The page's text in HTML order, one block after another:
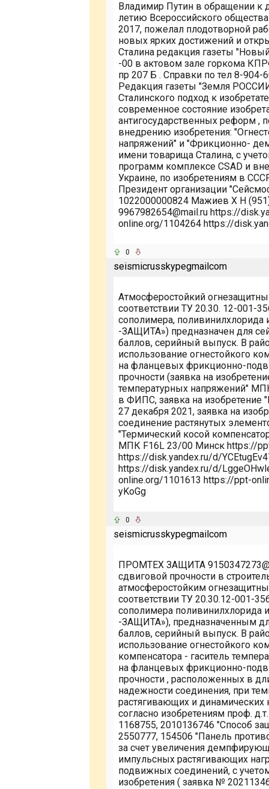
Владимир Путин в обращении к
летию Всероссийского
2017, пожелал плодотворной
новых ярких достижений и
Сталина редакция газеты
-00 в актовом зале горкома
пр 207 Б . Справки по тел 8-904-
Редакция газеты "Земля
Сталинского подход к
современное состояние
антигосударственных реформ ,
внедрению изобретения:
напряжений" и "Фрикционно-
имени товарища Сталина, с
программ комплексе CSAD и
Украине, по изобретениям в
Президент организации
1022000000824 Мажиев Х Н
9967982654@mail.ru https://
online.org/1104264 https://
0
seismicrusskypegmailcom
Атмосферостойкий
соответствии ТУ 20.30. 12-001-
сополимера,
-ЗАЩИТА») предназначен для
баллов, серийный выпуск. В
использование огнестойкого
на фланцевых фрикционно-
прочности (заявка на
температурных напряжений"
в ФИПС, заявка на изобретение
27 декабря 2021, заявка на
соединение растянутых
"Термический косой
МПК F16L 23/00 Минск https://
https://disk.yandex.ru/d/
https://disk.yandex.ru/d/
online.org/1101613 https://ppt-
yKoGg
0
seismicrusskypegmailcom
ПРОМТЕХ ЗАЩИТА
сдвиговой прочности в
атмосферостойким
соответствии ТУ 20.30.12-001-
сополимера
-ЗАЩИТА»), предназначенным
баллов, серийный выпуск. В
использование огнестойкого
компенсатора - гаситель
на фланцевых фрикционно-
прочности , расположенных в
надежности соединения, при
растягивающих и динамических
согласно изобретениям проф.
1168755, 2010136746 "Способ
2550777, 154506 "Панель
за счет увеличения
импульсных растягивающих
подвижных соединений, с
изобретения ( заявка №